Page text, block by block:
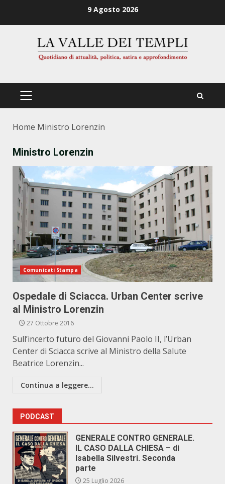
9 Agosto 2026
PRIMÄRES
Home Ministro Lorenzin
Ministro Lorenzin
Comunicati Stampa
Ospedale di Sciacca. Urban Center scrive
al Ministro Lorenzin
27 Ottobre 2016
Sull’incerto futuro del Giovanni Paolo II, l’Urban
Center di Sciacca scrive al Ministro della Salute
Beatrice Lorenzin...
Continua a leggere...
PODCAST
GENERALE CONTRO GENERALE.
IL CASO DALLA CHIESA – di
Isabella Silvestri. Seconda
parte
25 Luglio 2026